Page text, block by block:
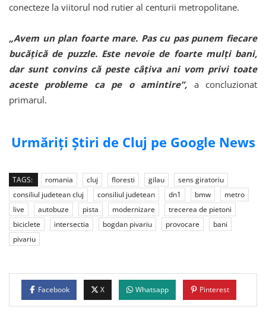
conecteze la viitorul nod rutier al centurii metropolitane.
„Avem un plan foarte mare. Pas cu pas punem fiecare
bucățică de puzzle. Este nevoie de foarte mulți bani,
dar sunt convins că peste câțiva ani vom privi toate
aceste probleme ca pe o amintire”, a concluzionat
primarul.
Urmăriți Știri de Cluj pe Google News
TAGS: romania cluj floresti gilau
sens giratoriu
consiliul judetean cluj
consiliul judetean dn1 bmw
metro
live
autobuze pista modernizare
trecerea de pietoni
biciclete
intersectia bogdan pivariu provocare
bani
pivariu
Facebook X Whatsapp Pinterest